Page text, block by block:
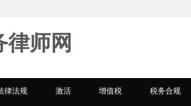
律师网
律法规 激活 增值税 税务合规